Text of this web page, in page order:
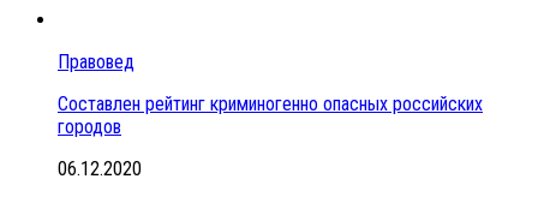
Правовед
Составлен рейтинг криминогенно опасных российских
городов
06.12.2020